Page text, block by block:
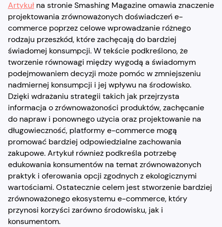
Artykułna stronie Smashing Magazine omawia znaczenie
projektowania zrównoważonych doświadczeń e-
commerce poprzez celowe wprowadzanie różnego
rodzaju przeszkód, które zachęcają do bardziej
świadomej konsumpcji. W tekście podkreślono, że
tworzenie równowagi między wygodą a świadomym
podejmowaniem decyzji może pomóc w zmniejszeniu
nadmiernej konsumpcji i jej wpływu na środowisko.
Dzięki wdrażaniu strategii takich jak przejrzysta
informacja o zrównoważoności produktów, zachęcanie
do napraw i ponownego użycia oraz projektowanie na
długowieczność, platformy e-commerce mogą
promować bardziej odpowiedzialne zachowania
zakupowe. Artykuł również podkreśla potrzebę
edukowania konsumentów na temat zrównoważonych
praktyk i oferowania opcji zgodnych z ekologicznymi
wartościami. Ostatecznie celem jest stworzenie bardziej
zrównoważonego ekosystemu e-commerce, który
przynosi korzyści zarówno środowisku, jak i
konsumentom.